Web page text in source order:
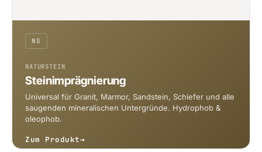
NS
NATURSTEIN
Steinimprägnierung
Universal für Granit, Marmor, Sandstein, Schiefer und alle
saugenden mineralischen Untergründe. Hydrophob &
oleophob.
Zum Produkt→